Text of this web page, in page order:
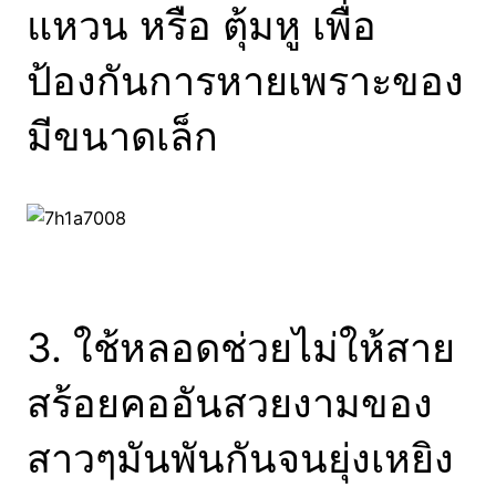
แหวน หรือ ตุ้มหู เพื่อ
ป้องกันการหายเพราะของ
มีขนาดเล็ก
3. ใช้หลอดช่วยไม่ให้สาย
สร้อยคออันสวยงามของ
สาวๆมันพันกันจนยุ่งเหยิง